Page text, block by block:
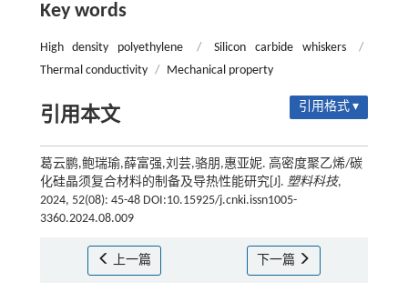
Key words
High density polyethylene / Silicon carbide whiskers
/
Thermal conductivity / Mechanical property
引用本文 引用格式 ▾
葛云鹏,鲍瑞瑜,薛富强,刘芸,骆朋,惠亚妮. 高密度聚乙烯/碳
化硅晶须复合材料的制备及导热性能研究[J]. 塑料科技,
2024, 52(08): 45-48 DOI:10.15925/j.cnki.issn1005-
3360.2024.08.009
上一篇 下一篇